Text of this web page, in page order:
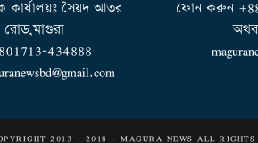
কার্যালয়ঃ সৈয়দ আতর
434888
ফোন করুন
2013 - 2018 - MAGURA NEWS ALL RIGHTS